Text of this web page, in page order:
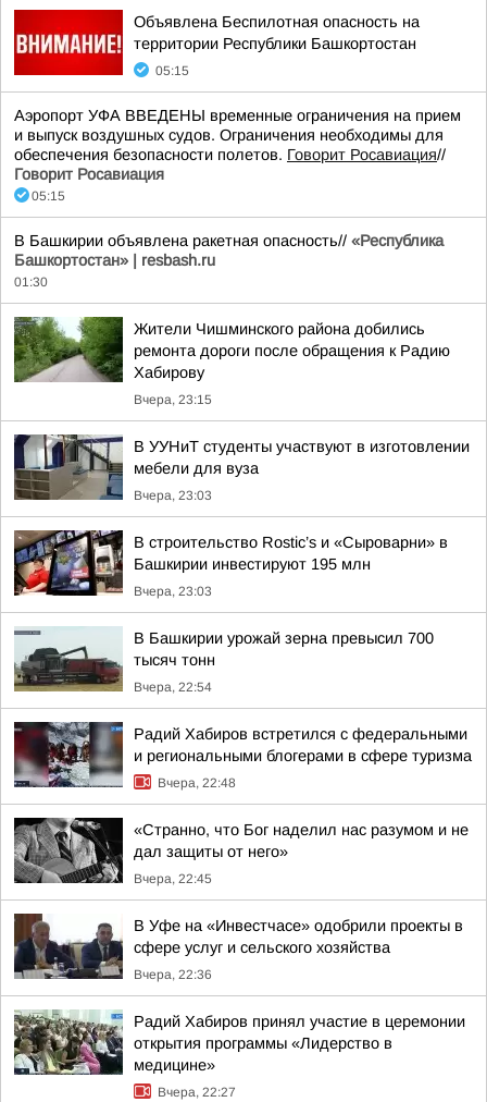
Объявлена Беспилотная опасность на
территории Республики Башкортостан
05:15
Аэропорт УФА ВВЕДЕНЫ временные ограничения на прием
и выпуск воздушных судов. Ограничения необходимы для
обеспечения безопасности полетов. Говорит Росавиация//
Говорит Росавиация
05:15
В Башкирии объявлена ракетная опасность// «Республика
Башкортостан» | resbash.ru
01:30
Жители Чишминского района добились
ремонта дороги после обращения к Радию
Хабирову
Вчера, 23:15
В УУНиТ студенты участвуют в изготовлении
мебели для вуза
Вчера, 23:03
В строительство Rostic’s и «Сыроварни» в
Башкирии инвестируют 195 млн
Вчера, 23:03
В Башкирии урожай зерна превысил 700
тысяч тонн
Вчера, 22:54
Радий Хабиров встретился с федеральными
и региональными блогерами в сфере туризма
Вчера, 22:48
«Странно, что Бог наделил нас разумом и не
дал защиты от него»
Вчера, 22:45
В Уфе на «Инвестчасе» одобрили проекты в
сфере услуг и сельского хозяйства
Вчера, 22:36
Радий Хабиров принял участие в церемонии
открытия программы «Лидерство в
медицине»
Вчера, 22:27